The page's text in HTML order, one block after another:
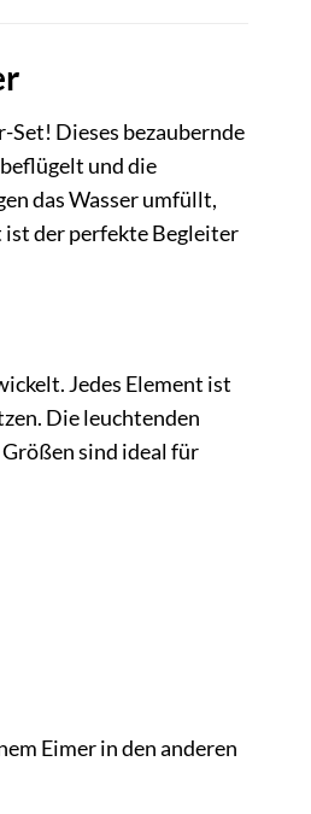
Set! Dieses bezaubernde
und die
das Wasser umfüllt,
ist der perfekte Begleiter
Jedes Element ist
Die leuchtenden
sind ideal für
Eimer in den anderen